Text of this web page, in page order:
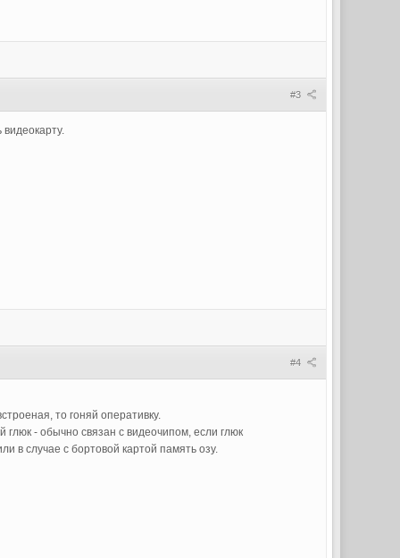
#3
#4
то гоняй оперативку.
- обычно связан с видеочипом, если глюк
в случае с бортовой картой память озу.